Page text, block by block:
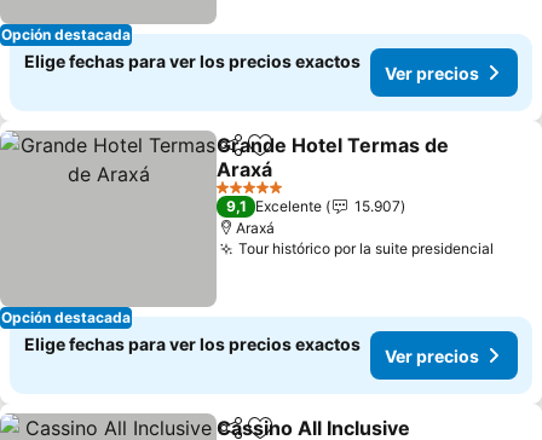
Opción destacada
Elige fechas para ver los precios exactos
Ver precios
Opción destacada
CompartirAgregar a favoritos
Grande Hotel Termas de
Araxá
Ver precios
5 Estrellas
9,1 Excelente
15.907
Araxá
Tour histórico por la suite presidencial
Elige fechas para ver los precios exactos
Ver precios
Cassino All Inclusive